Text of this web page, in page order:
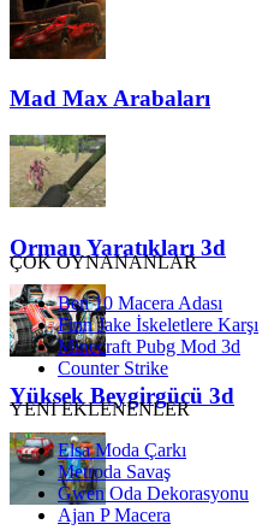
Mad Max Arabaları
Orman Yaratıkları 3d
Yüksek Beygirgücü 3d
ÇOK OYNANANLAR
Ben 10 Macera Adası
Finn Jake İskeletlere Karşı
Minecraft Pubg Mod 3d
Counter Strike
YENİ EKLENENLER
Elsa Moda Çarkı
Metroda Savaş
Gwen Oda Dekorasyonu
Ajan P Macera